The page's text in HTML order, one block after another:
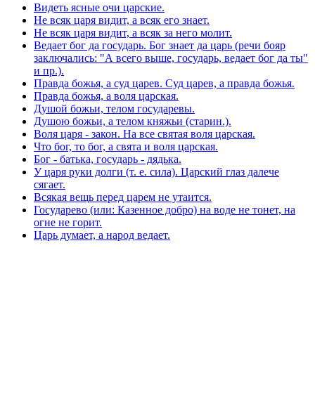
Видеть ясные очи царские.
He всяк царя видит, а всяк его знает.
Не всяк царя видит, а всяк за него молит.
Ведает бог да государь. Бог знает да царь (речи бояр
заключались: "А всего выше, государь, ведает бог да ты"
и пр.).
Правда божья, а суд царев. Суд царев, а правда божья.
Правда божья, а воля царская.
Душой божьи, телом государевы.
Душою божьи, а телом княжьи (старин.).
Воля царя - закон. На все святая воля царская.
Что бог, то бог, а свята и воля царская.
Бог - батька, государь - дядька.
У царя руки долги (т. е. сила). Царский глаз далече
сягает.
Всякая вещь перед царем не утаится.
Государево (или: Казенное добро) на воде не тонет, на
огне не горит.
Царь думает, а народ ведает.